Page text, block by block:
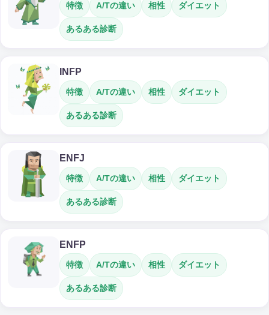
特徴 A/Tの違い 相性 ダイエット
あるある診断
INFP
特徴 A/Tの違い 相性 ダイエット
あるある診断
ENFJ
特徴 A/Tの違い 相性 ダイエット
あるある診断
ENFP
特徴 A/Tの違い 相性 ダイエット
あるある診断